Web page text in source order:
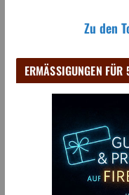
Zu den
ERMÄSSIGUNGEN